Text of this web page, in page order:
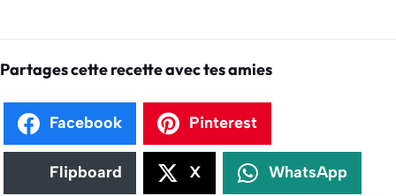
Partages cette recette avec tes amies
Facebook Pinterest
Flipboard X WhatsApp